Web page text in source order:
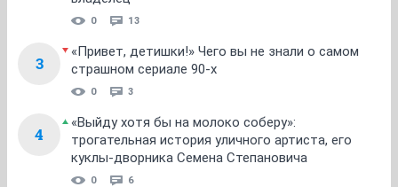
0 13
3
«Привет, детишки!» Чего вы не знали о самом
страшном сериале 90-х
0 3
4
«Выйду хотя бы на молоко соберу»:
трогательная история уличного артиста, его
куклы-дворника Семена Степановича
0 6